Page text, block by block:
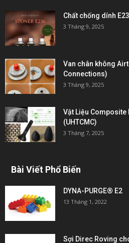
Chất chống dính
3 Tháng 9, 2025
Van chân không
Connections)
3 Tháng 9, 2025
Vật Liệu Composite
(UHTCMC)
3 Tháng 7, 2025
Bài Viết Phổ Biến
DYNA-PURGE® E2
13 Tháng 1, 2022
Sợi Direc Roving